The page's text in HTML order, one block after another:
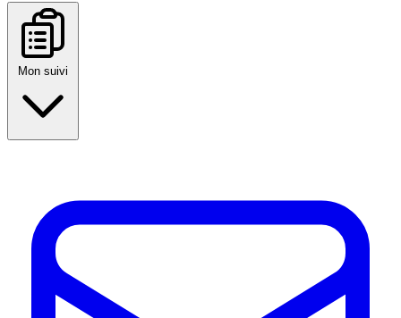
Mon suivi